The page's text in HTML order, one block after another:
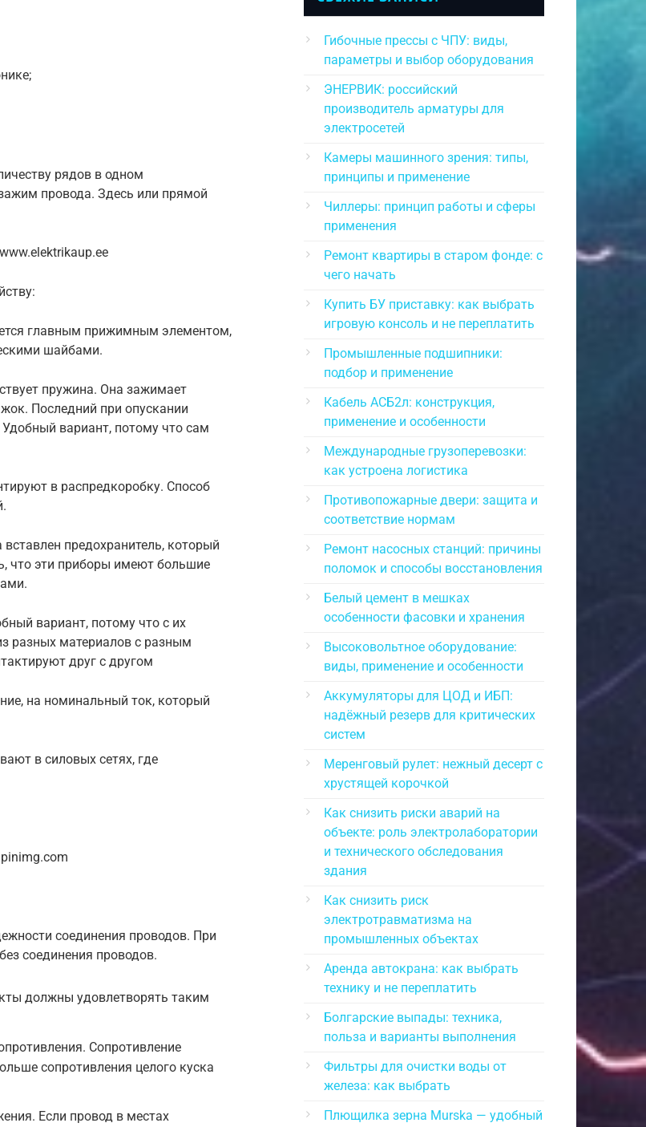
рядов в одном
провода. Здесь или прямой
главным прижимным элементом,
шайбами.
пружина. Она зажимает
Последний при опускании
вариант, потому что сам
в распредкоробку. Способ
предохранитель, который
что эти приборы имеют большие
вариант, потому что с их
разных материалов с разным
друг с другом
на номинальный ток, который
в силовых сетях, где
соединения проводов. При
соединения проводов.
должны удовлетворять таким
Сопротивление
сопротивления целого куска
Если провод в местах
Гибочные прессы с ЧПУ: виды,
параметры и выбор оборудования
ЭНЕРВИК: российский
производитель арматуры для
электросетей
Камеры машинного зрения: типы,
принципы и применение
Чиллеры: принцип работы и сферы
применения
Ремонт квартиры в старом фонде: с
чего начать
Купить БУ приставку: как выбрать
игровую консоль и не переплатить
Промышленные подшипники:
подбор и применение
Кабель АСБ2л: конструкция,
применение и особенности
Международные грузоперевозки:
как устроена логистика
Противопожарные двери: защита и
соответствие нормам
Ремонт насосных станций: причины
поломок и способы восстановления
Белый цемент в мешках
особенности фасовки и хранения
Высоковольтное оборудование:
виды, применение и особенности
Аккумуляторы для ЦОД и ИБП:
надёжный резерв для критических
систем
Меренговый рулет: нежный десерт с
хрустящей корочкой
Как снизить риски аварий на
объекте: роль электролаборатории
и технического обследования
здания
Как снизить риск
электротравматизма на
промышленных объектах
Аренда автокрана: как выбрать
технику и не переплатить
Болгарские выпады: техника,
польза и варианты выполнения
Фильтры для очистки воды от
железа: как выбрать
Плющилка зерна Murska — удобный